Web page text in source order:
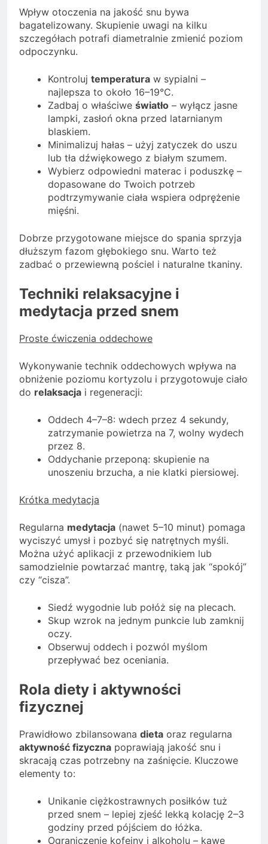
Wpływ otoczenia na jakość snu bywa
bagatelizowany. Skupienie uwagi na kilku
szczegółach potrafi diametralnie zmienić poziom
odpoczynku.
Kontroluj temperatura w sypialni –
najlepsza to około 16–19°C.
Zadbaj o właściwe światło – wyłącz jasne
lampki, zasłoń okna przed latarnianym
blaskiem.
Minimalizuj hałas – użyj zatyczek do uszu
lub tła dźwiękowego z białym szumem.
Wybierz odpowiedni materac i poduszkę –
dopasowane do Twoich potrzeb
podtrzymywanie ciała wspiera odprężenie
mięśni.
Dobrze przygotowane miejsce do spania sprzyja
dłuższym fazom głębokiego snu. Warto też
zadbać o przewiewną pościel i naturalne tkaniny.
Techniki relaksacyjne i
medytacja przed snem
Proste ćwiczenia oddechowe
Wykonywanie technik oddechowych wpływa na
obniżenie poziomu kortyzolu i przygotowuje ciało
do relaksacja i regeneracji:
Oddech 4–7–8: wdech przez 4 sekundy,
zatrzymanie powietrza na 7, wolny wydech
przez 8.
Oddychanie przeponą: skupienie na
unoszeniu brzucha, a nie klatki piersiowej.
Krótka medytacja
Regularna medytacja (nawet 5–10 minut) pomaga
wyciszyć umysł i pozbyć się natrętnych myśli.
Można użyć aplikacji z przewodnikiem lub
samodzielnie powtarzać mantrę, taką jak “spokój”
czy “cisza”.
Siedź wygodnie lub połóż się na plecach.
Skup wzrok na jednym punkcie lub zamknij
oczy.
Obserwuj oddech i pozwól myślom
przepływać bez oceniania.
Rola diety i aktywności
fizycznej
Prawidłowo zbilansowana dieta oraz regularna
aktywność fizyczna poprawiają jakość snu i
skracają czas potrzebny na zaśnięcie. Kluczowe
elementy to:
Unikanie ciężkostrawnych posiłków tuż
przed snem – lepiej zjeść lekką kolację 2–3
godziny przed pójściem do łóżka.
Ograniczenie kofeiny i alkoholu – kawę